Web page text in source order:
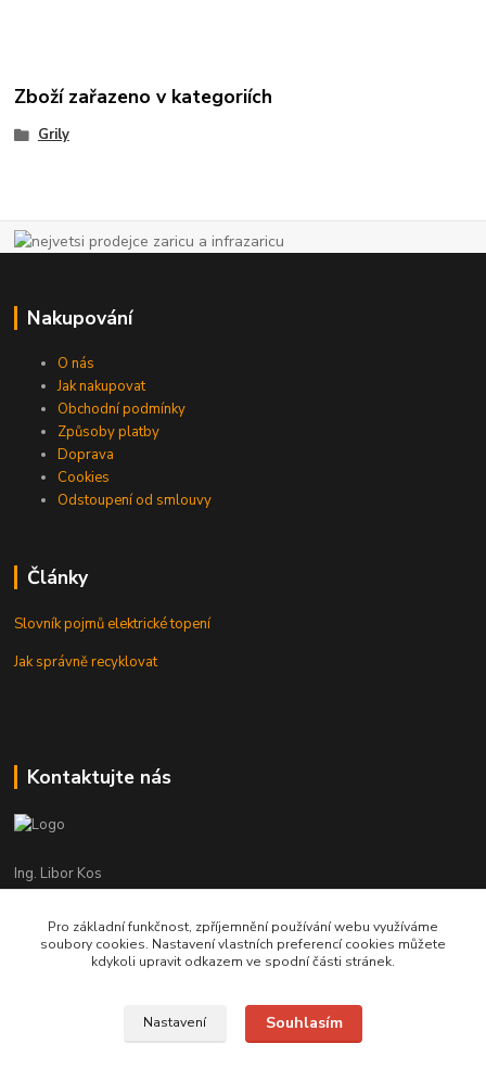
Zboží zařazeno v kategoriích
Grily
Nakupování
O nás
Jak nakupovat
Obchodní podmínky
Způsoby platby
Doprava
Cookies
Odstoupení od smlouvy
Články
Slovník pojmů elektrické topení
Jak správně recyklovat
Kontaktujte nás
Ing. Libor Kos
+420 601 555 225
(Po-Pá: 8-17:00 hod.)
info@infrasystemy.cz
Pro základní funkčnost, zpříjemnění používání webu využíváme
soubory cookies. Nastavení vlastních preferencí cookies můžete
kdykoli upravit odkazem ve spodní části stránek.
Nastavení Souhlasím